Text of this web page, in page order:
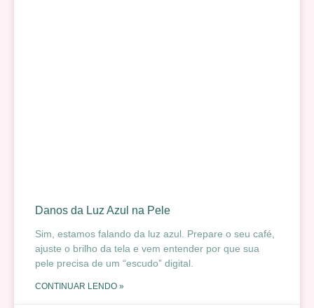
Danos da Luz Azul na Pele
Sim, estamos falando da luz azul. Prepare o seu café,
ajuste o brilho da tela e vem entender por que sua
pele precisa de um “escudo” digital.
CONTINUAR LENDO »